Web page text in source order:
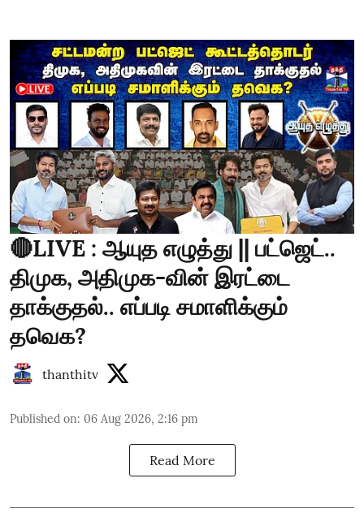
🔴LIVE : ஆயுத எழுத்து || பட்ஜெட்..
திமுக, அதிமுக-வின் இரட்டை
தாக்குதல்.. எப்படி சமாளிக்கும்
தவெக?
thanthitv
Published on: 06 Aug 2026, 2:16 pm
Read More